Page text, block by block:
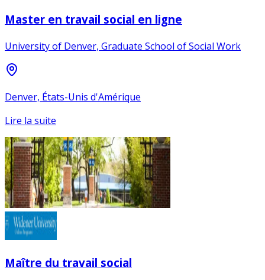
Master en travail social en ligne
University of Denver, Graduate School of Social Work
Denver, États-Unis d'Amérique
Lire la suite
Maître du travail social